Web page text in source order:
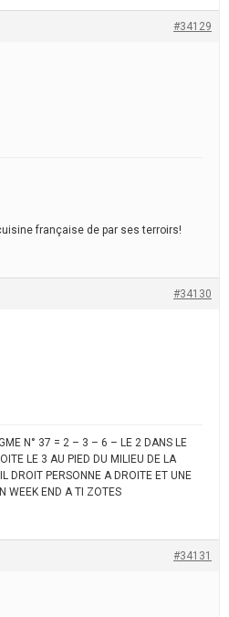
#34129
française de par ses terroirs!
#34130
N° 37 = 2 – 3 – 6 – LE 2 DANS LE
LE 3 AU PIED DU MILIEU DE LA
DROIT PERSONNE A DROITE ET UNE
WEEK END A TI ZOTES
#34131